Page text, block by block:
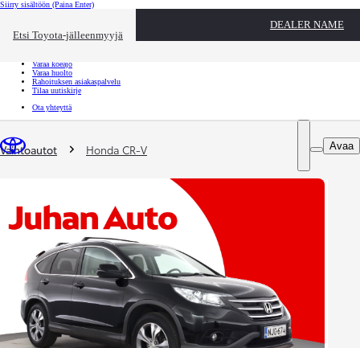
Siirry sisältöön (Paina Enter)
Etsi Toyota-jälleenmyyjä
DEALER NAME
Toyota palvelee Sulje
Varaa koeajo
Varaa huolto
Rahoituksen asiakaspalvelu
Tilaa uutiskirje
Ota yhteyttä
Avaa
Olet täällä
Vaihtoautot Honda CR-V